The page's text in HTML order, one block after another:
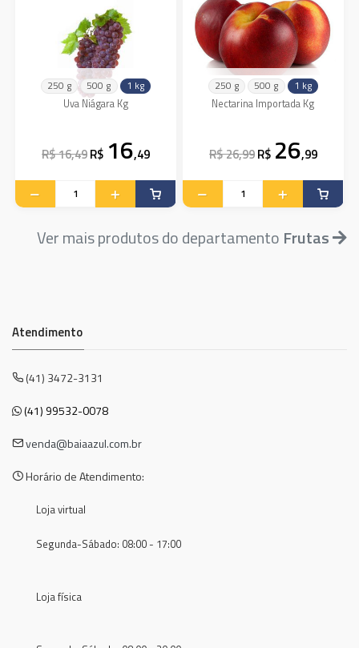
250 g 500 g 1 kg
Uva Niágara Kg
R$ 16,49R$ 16,49
250 g 500 g 1 kg
Nectarina Importada Kg
R$ 26,99R$ 26,99
Ver mais produtos do departamento Frutas
Atendimento
(41) 3472-3131
(41) 99532-0078
venda@baiaazul.com.br
Horário de Atendimento:
Loja virtual
Segunda-Sábado: 08:00 - 17:00
Loja física